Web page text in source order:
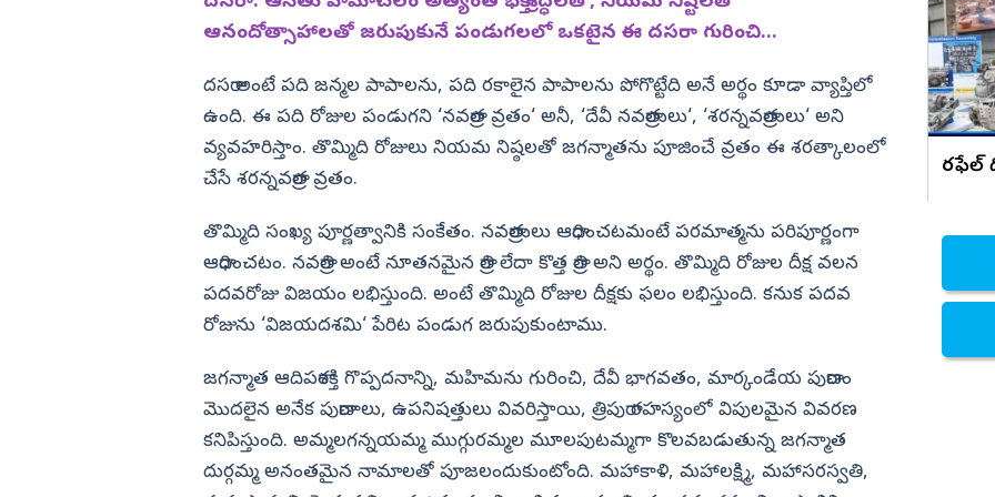
విజయనగరం
పశ్చిమ గోదావరి
ఏలూరు
అన్నమయ్య
నిజామాబాద్
రంగారెడ్డి
వికారాబాద్
హన్మకొండ
జనగాం
జయశంకర్
మహబూబాబాద్
ములుగు
ఆనందోత్సాహాలతో జరుపుకునే పండుగలలో ఒకటైన ఈ దసరా గురించి...
దసరా అంటే పది జన్మల పాపాలను, పది రకాలైన పాపాలను పోగొట్టేది అనే అర్థం కూడా వ్యాప్తిలో
ఉంది. ఈ పది రోజుల పండుగని ‘నవరాత్ర వ్రతం‘ అనీ, ‘దేవీ నవరాత్రులు‘, ‘శరన్నవరాత్రులు‘ అని
వ్యవహరిస్తాం. తొమ్మిది రోజులు నియమ నిష్ఠలతో జగన్మాతను పూజించే వ్రతం ఈ శరత్కాలంలో
చేసే శరన్నవరాత్ర వ్రతం.
తొమ్మిది సంఖ్య పూర్ణత్వానికి సంకేతం. నవరాత్రులు ఆరాధించటమంటే పరమాత్మను పరిపూర్ణంగా
ఆరాధించటం. నవరాత్రి అంటే నూతనమైన రాత్రి లేదా కొత్త రాత్రి అని అర్థం. తొమ్మిది రోజుల దీక్ష వలన
పదవరోజు విజయం లభిస్తుంది. అంటే తొమ్మిది రోజుల దీక్షకు ఫలం లభిస్తుంది. కనుక పదవ
రోజును ‘విజయదశమి‘ పేరిట పండుగ జరుపుకుంటాము.
జగన్మాత ఆదిపరాశక్తి గొప్పదనాన్ని, మహిమను గురించి, దేవీ భాగవతం, మార్కండేయ పురాణం
మొదలైన అనేక పురాణాలు, ఉపనిషత్తులు వివరిస్తాయి, త్రిపురా రహస్యంలో విపులమైన వివరణ
కనిపిస్తుంది. అమ్మలగన్నయమ్మ ముగ్గురమ్మల మూలపుటమ్మగా కొలవబడుతున్న జగన్మాత
దుర్గమ్మ అనంతమైన నామాలతో పూజలందుకుంటోంది. మహాకాళి, మహాలక్ష్మి, మహాసరస్వతి,
రఫేల్